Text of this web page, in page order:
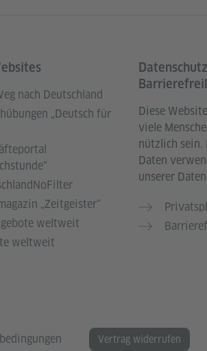
nach Deutschland
„Deutsch für
„Zeitgeister“
weltweit
weltweit
Diese
viele
nützlich sein.
Daten
unserer
Vertrag widerrufen